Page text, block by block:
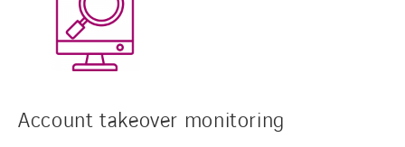
Account takeover monitoring